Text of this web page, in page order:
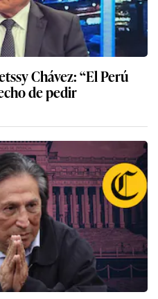
Chávez: “El Perú
de pedir